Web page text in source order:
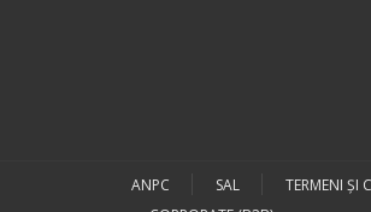
ANPC SAL TERMENI ŞI